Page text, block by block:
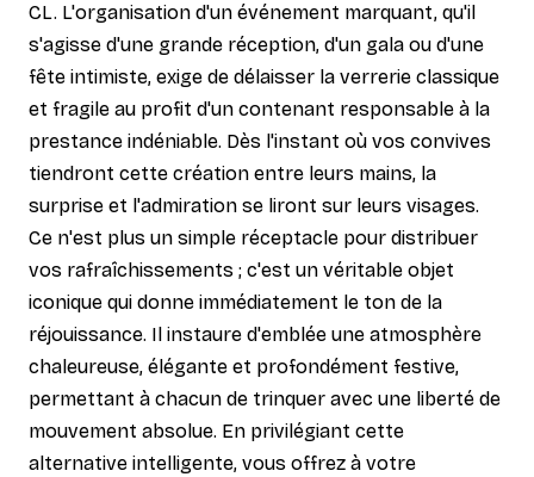
CL. L'organisation d'un événement marquant, qu'il
s'agisse d'une grande réception, d'un gala ou d'une
fête intimiste, exige de délaisser la verrerie classique
et fragile au profit d'un contenant responsable à la
prestance indéniable. Dès l'instant où vos convives
tiendront cette création entre leurs mains, la
surprise et l'admiration se liront sur leurs visages.
Ce n'est plus un simple réceptacle pour distribuer
vos rafraîchissements ; c'est un véritable objet
iconique qui donne immédiatement le ton de la
réjouissance. Il instaure d'emblée une atmosphère
chaleureuse, élégante et profondément festive,
permettant à chacun de trinquer avec une liberté de
mouvement absolue. En privilégiant cette
alternative intelligente, vous offrez à votre